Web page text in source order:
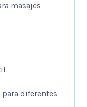
masajes
para diferentes